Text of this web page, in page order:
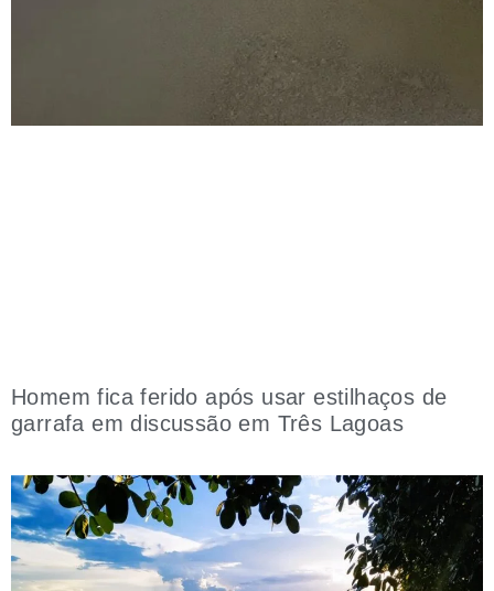
Homem fica ferido após usar estilhaços de
garrafa em discussão em Três Lagoas